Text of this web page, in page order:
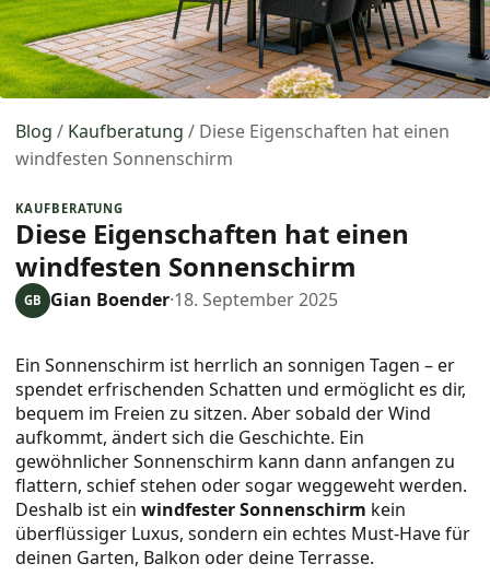
Blog / Kaufberatung / Diese Eigenschaften hat einen
windfesten Sonnenschirm
KAUFBERATUNG
Diese Eigenschaften hat einen
windfesten Sonnenschirm
GB Gian Boender·18. September 2025
Ein Sonnenschirm ist herrlich an sonnigen Tagen – er
spendet erfrischenden Schatten und ermöglicht es dir,
bequem im Freien zu sitzen. Aber sobald der Wind
aufkommt, ändert sich die Geschichte. Ein
gewöhnlicher Sonnenschirm kann dann anfangen zu
flattern, schief stehen oder sogar weggeweht werden.
Deshalb ist einwindfester Sonnenschirm kein
überflüssiger Luxus, sondern ein echtes Must-Have für
deinen Garten, Balkon oder deine Terrasse.